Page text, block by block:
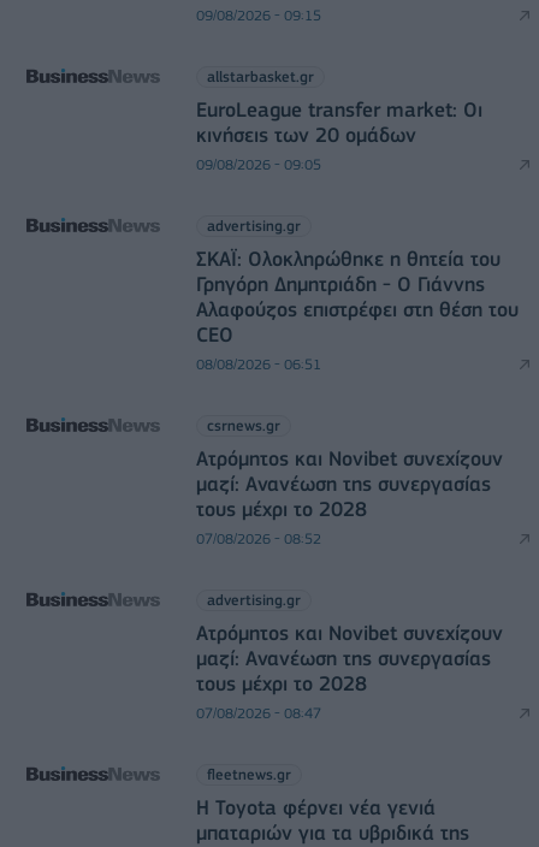
09/08/2026 - 09:15
allstarbasket.gr
EuroLeague transfer market: Οι
κινήσεις των 20 ομάδων
09/08/2026 - 09:05
advertising.gr
ΣΚΑΪ: Ολοκληρώθηκε η θητεία του
Γρηγόρη Δημητριάδη - Ο Γιάννης
Αλαφούζος επιστρέφει στη θέση του
CEO
08/08/2026 - 06:51
csrnews.gr
Ατρόμητος και Novibet συνεχίζουν
μαζί: Ανανέωση της συνεργασίας
τους μέχρι το 2028
07/08/2026 - 08:52
advertising.gr
Ατρόμητος και Novibet συνεχίζουν
μαζί: Ανανέωση της συνεργασίας
τους μέχρι το 2028
07/08/2026 - 08:47
fleetnews.gr
Η Toyota φέρνει νέα γενιά
μπαταριών για τα υβριδικά της